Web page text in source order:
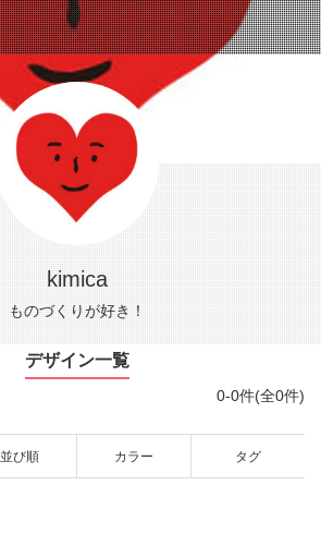
kimica
ものづくりが好き！
デザイン一覧
0-0件(全0件)
並び順 カラー タグ